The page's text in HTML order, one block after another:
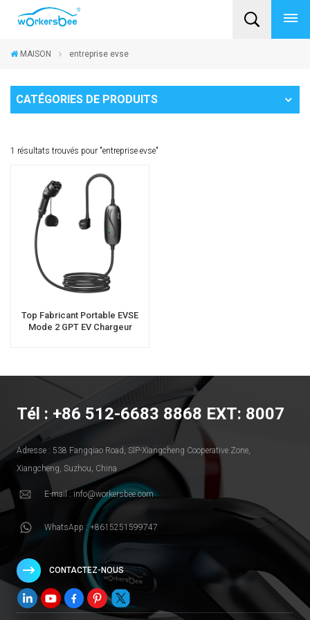
MAISON entreprise evse
CATÉGORIES DE PRODUITS
1 résultats trouvés pour "entreprise evse"
Top Fabricant Portable EVSE
Mode 2 GPT EV Chargeur
Tél : +86 512-6683 8868 EXT: 8007
Adresse : 538 Fangqiao Road, SlP-Xiangcheng Cooperative Zone,
Xiangcheng, Suzhou, China
E-mail : info@workersbee.com
WhatsApp : +8615251599747
CONTACTEZ-NOUS